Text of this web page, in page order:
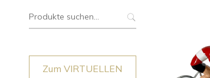
Suche
Zum VIRTUELLEN